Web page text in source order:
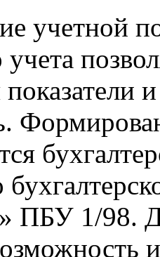
учетной
учета
ПБУ 1/98.